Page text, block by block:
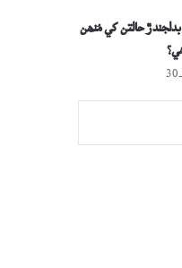
حالتن کي مُنھن